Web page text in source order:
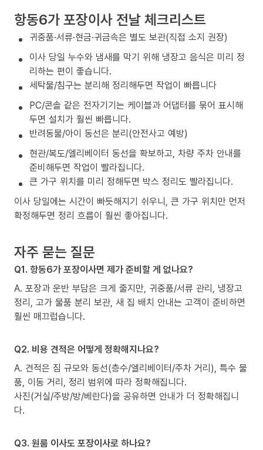
항동6가 포장이사 전날 체크리스트
귀중품·서류·현금·귀금속은 별도 보관(직접 소지 권장)
이사 당일 누수와 냄새를 막기 위해 냉장고 음식은 미리 정
리하는 편이 좋습니다.
세탁물/침구는 분리해 정리해두면 작업이 빠릅니다
PC/콘솔 같은 전자기기는 케이블과 어댑터를 묶어 표시해
두면 설치가 훨씬 빠릅니다.
반려동물/아이 동선은 분리(안전사고 예방)
현관/복도/엘리베이터 동선을 확보하고, 차량 주차 안내를
준비해두면 작업이 빨라집니다.
큰 가구 위치를 미리 정해두면 박스 정리도 빨라집니다.
이사 당일에는 시간이 빠듯해지기 쉬우니, 큰 가구 위치만 먼저
확정해두면 정리 흐름이 훨씬 좋아집니다.
자주 묻는 질문
Q1. 항동6가 포장이사면 제가 준비할 게 없나요?
A. 포장과 운반 부담은 크게 줄지만, 귀중품/서류 관리, 냉장고
정리, 고가 물품 분리 보관, 새 집 배치 안내는 고객이 준비하면
훨씬 매끄럽습니다.
Q2. 비용 견적은 어떻게 정확해지나요?
A. 견적은 짐 규모와 동선(층수/엘리베이터/주차 거리), 특수 물
품, 이동 거리, 정리 범위에 따라 정확해집니다.
사진(거실/주방/방/베란다)을 공유하면 안내가 더 정확해집니
다.
Q3. 원룸 이사도 포장이사로 하나요?